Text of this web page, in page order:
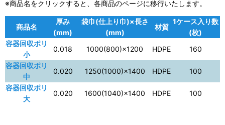
※商品名をクリックすると、各商品のページに移行いたします。
商品名
厚み
(mm)
袋巾(仕上り巾)×長さ
(mm)
材質
1ケース入り数
(枚)
容器回収ポリ
小
0.018 1000(800)×1200 HDPE
160
容器回収ポリ
中
0.020 1250(1000)×1400 HDPE
100
容器回収ポリ
大
0.020 1600(1040)×1400 HDPE 100